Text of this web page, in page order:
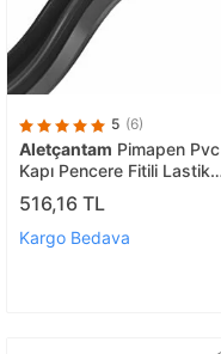
5 (6)
Aletçantam Pimapen Pvc
Kapı Pencere Fitili Lastik
Contası Siyah - 10 Metre
516,16 TL
Kargo Bedava